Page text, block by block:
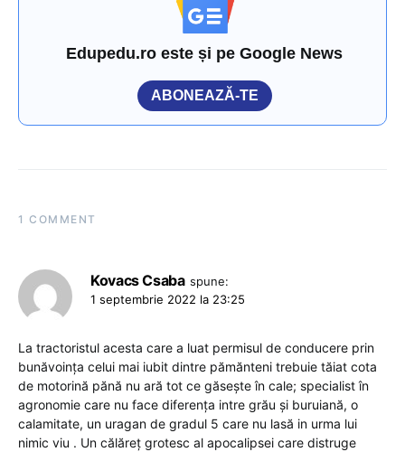
Edupedu.ro este și pe Google News
ABONEAZĂ-TE
1 COMMENT
Kovacs Csaba spune:
1 septembrie 2022 la 23:25
La tractoristul acesta care a luat permisul de conducere prin
bunăvoința celui mai iubit dintre pămănteni trebuie tăiat cota
de motorină pănă nu ară tot ce găsește în cale; specialist în
agronomie care nu face diferența intre grău și buruiană, o
calamitate, un uragan de gradul 5 care nu lasă in urma lui
nimic viu . Un călăreț grotesc al apocalipsei care distruge